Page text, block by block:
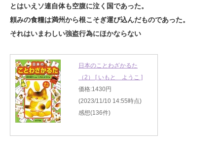
とはいえソ連自体も空腹に泣く国であった。
頼みの食糧は満州から根こそぎ運び込んだものであった。
それはいまわしい強盗行為にほかならない
日本のことわざかるた
（2） [ いもと ようこ ]
価格:1430円
(2023/11/10 14:55時点)
感想(136件)